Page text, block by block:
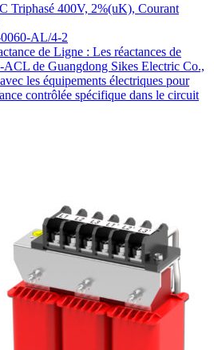
Triphasé 400V, 2%(uK), Courant
AL/4-2
de Ligne : Les réactances de
ACL de Guangdong Sikes Electric Co.,
les équipements électriques pour
contrôlée spécifique dans le circuit